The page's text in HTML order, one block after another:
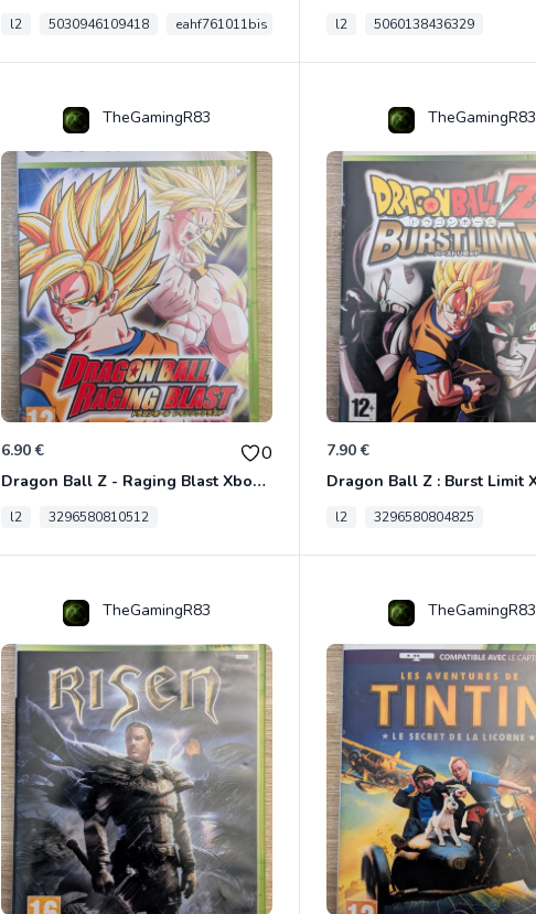
l2 5030946109418 eahf761011bis l2 5060138436329
TheGamingR83
6.90 € 0
Dragon Ball Z - Raging Blast Xbox 360
l2 3296580810512
TheGamingR83
7.90 €
l2 3296580804825
TheGamingR83 TheGamingR83